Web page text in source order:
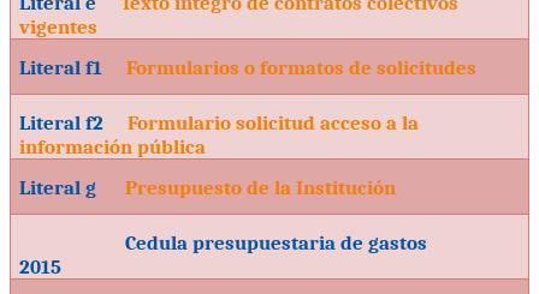
vigentes
Literal f1 Formularios o formatos de solicitudes
Literal f2 Formulario solicitud acceso a la
información pública
Literal g Presupuesto de la Institución
Cedula presupuestaria de gastos
2015